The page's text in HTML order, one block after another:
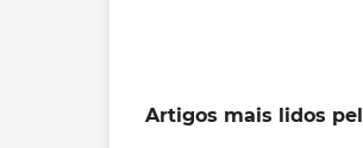
Artigos mais lidos